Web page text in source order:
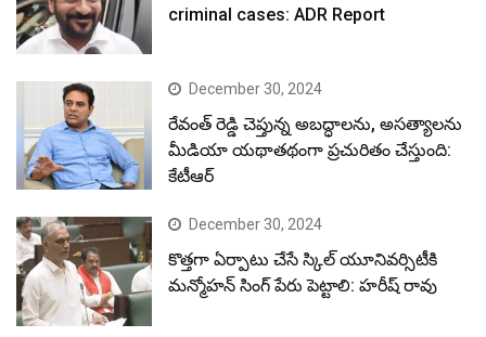
criminal cases: ADR Report
December 30, 2024
రేవంత్ రెడ్డి చెప్తున్న అబద్ధాలను, అసత్యాలను
మీడియా యథాతథంగా ప్రచురితం చేస్తుంది:
కేటీఆర్
December 30, 2024
కొత్తగా ఏర్పాటు చేసే స్కిల్ యూనివర్సిటీకి
మన్మోహన్ సింగ్ పేరు పెట్టాలి: హరీష్ రావు